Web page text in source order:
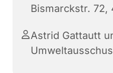
Bismarckstr. 72,
Astrid Gattautt